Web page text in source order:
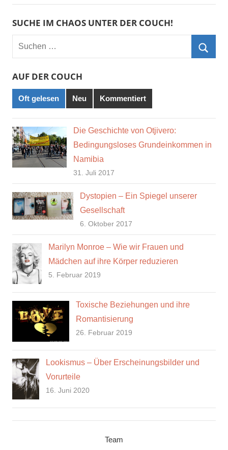
SUCHE IM CHAOS UNTER DER COUCH!
Suchen
AUF DER COUCH
Oft gelesen Neu Kommentiert
Die Geschichte von Otjivero:
Bedingungsloses Grundeinkommen in
Namibia
31. Juli 2017
Dystopien – Ein Spiegel unserer
Gesellschaft
6. Oktober 2017
Marilyn Monroe – Wie wir Frauen und
Mädchen auf ihre Körper reduzieren
5. Februar 2019
Toxische Beziehungen und ihre
Romantisierung
26. Februar 2019
Lookismus – Über Erscheinungsbilder und
Vorurteile
16. Juni 2020
Team